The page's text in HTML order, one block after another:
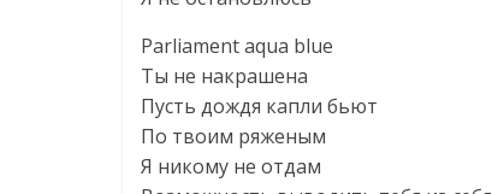
Parliament aqua blue
Ты не накрашена
Пусть дождя капли бьют
По твоим ряженым
Я никому не отдам